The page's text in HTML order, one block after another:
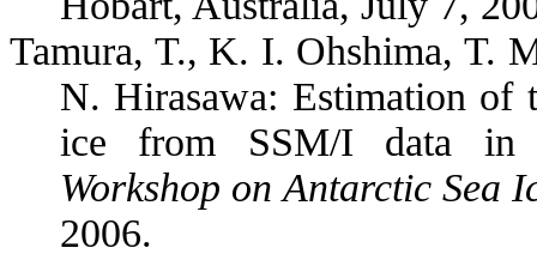
Tamura, T., K. I. Ohshima, T.
N. Hirasawa: Estimation of
ice from SSM/I data
Workshop on Antarctic Sea
2006.